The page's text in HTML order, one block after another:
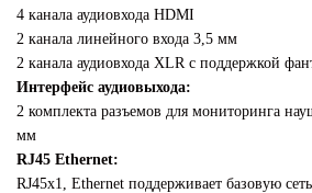
4 канала аудиовхода HDMI
2 канала линейного входа 3,5 мм
2 канала аудиовхода XLR с поддержкой
Интерфейс аудиовыхода:
2 комплекта разъемов для мониторинга
мм
RJ45 Ethernet:
RJ45x1, Ethernet поддерживает базовую